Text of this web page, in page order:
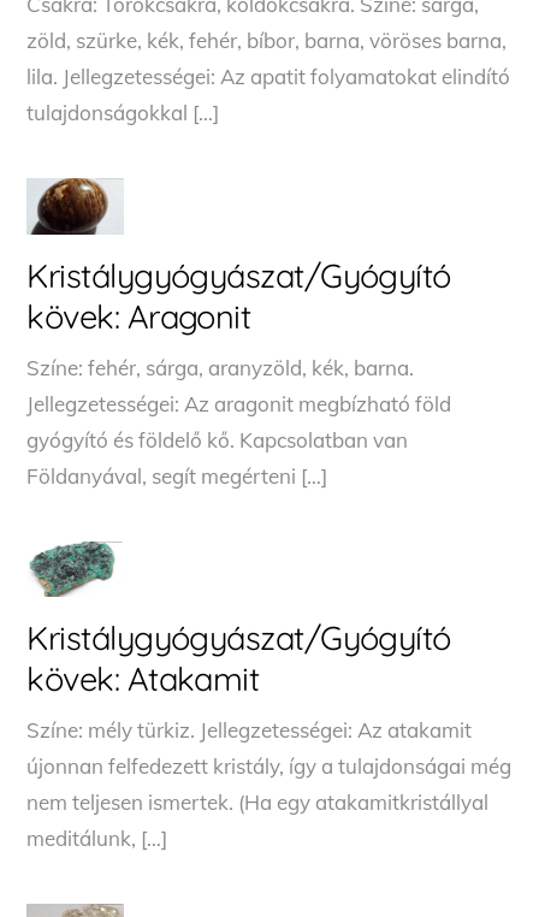
zöld, szürke, kék, fehér, bíbor, barna, vöröses barna,
lila. Jellegzetességei: Az apatit folyamatokat elindító
tulajdonságokkal […]
Kristálygyógyászat/Gyógyító
kövek: Aragonit
Színe: fehér, sárga, aranyzöld, kék, barna.
Jellegzetességei: Az aragonit megbízható föld
gyógyító és földelő kő. Kapcsolatban van
Földanyával, segít megérteni […]
Kristálygyógyászat/Gyógyító
kövek: Atakamit
Színe: mély türkiz. Jellegzetességei: Az atakamit
újonnan felfedezett kristály, így a tulajdonságai még
nem teljesen ismertek. (Ha egy atakamitkristállyal
meditálunk, […]